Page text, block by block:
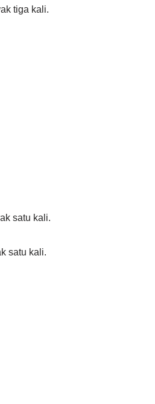
tiga kali.
satu kali.
satu kali.